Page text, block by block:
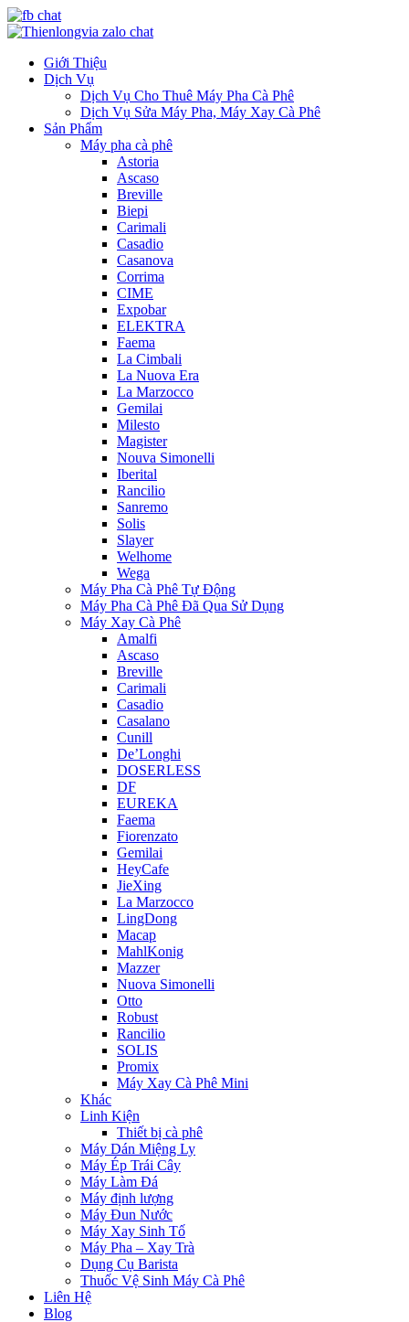
Giới Thiệu
Dịch Vụ
Dịch Vụ Cho Thuê Máy Pha Cà Phê
Dịch Vụ Sửa Máy Pha, Máy Xay Cà Phê
Sản Phẩm
Máy pha cà phê
Astoria
Ascaso
Breville
Biepi
Carimali
Casadio
Casanova
Corrima
CIME
Expobar
ELEKTRA
Faema
La Cimbali
La Nuova Era
La Marzocco
Gemilai
Milesto
Magister
Nouva Simonelli
Iberital
Rancilio
Sanremo
Solis
Slayer
Welhome
Wega
Máy Pha Cà Phê Tự Động
Máy Pha Cà Phê Đã Qua Sử Dụng
Máy Xay Cà Phê
Amalfi
Ascaso
Breville
Carimali
Casadio
Casalano
Cunill
De’Longhi
DOSERLESS
DF
EUREKA
Faema
Fiorenzato
Gemilai
HeyCafe
JieXing
La Marzocco
LingDong
Macap
MahlKonig
Mazzer
Nuova Simonelli
Otto
Robust
Rancilio
SOLIS
Promix
Máy Xay Cà Phê Mini
Khác
Linh Kiện
Thiết bị cà phê
Máy Dán Miệng Ly
Máy Ép Trái Cây
Máy Làm Đá
Máy định lượng
Máy Đun Nước
Máy Xay Sinh Tố
Máy Pha – Xay Trà
Dụng Cụ Barista
Thuốc Vệ Sinh Máy Cà Phê
Liên Hệ
Blog